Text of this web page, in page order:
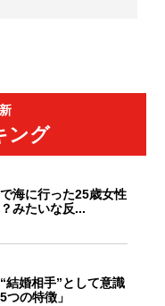
ング
海に行った25歳女性
みたいな反...
婚相手”として意識
の特徴」